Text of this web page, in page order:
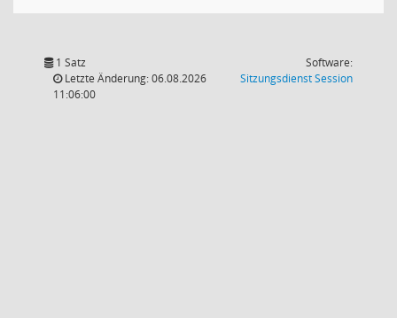
1 Satz
Letzte Änderung: 06.08.2026
11:06:00
Software:
SitzungsdienstSession(Wird in